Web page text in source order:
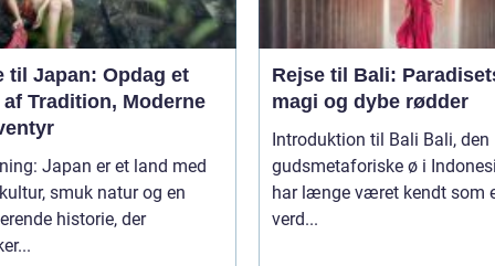
til Japan: Opdag et
Tradition, Moderne
Japan er et land med
smuk natur og en
historie, der
Rejse til Bali:
magi og dybe rødder
Introduktion til Bali Bali, den
gudsmetaforiske ø i
har længe været kendt som
verd...